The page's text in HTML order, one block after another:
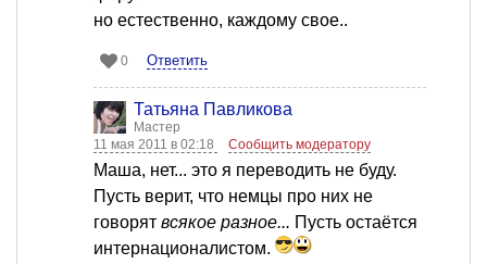
но естественно, каждому свое..
0 Ответить
Татьяна Павликова
Мастер
11 мая 2011 в 02:18
Сообщить модератору
Mаша, нет... это я переводить не буду.
Пусть верит, что немцы про них не
говорят всякое разное... Пусть остаётся
интернационалистом.